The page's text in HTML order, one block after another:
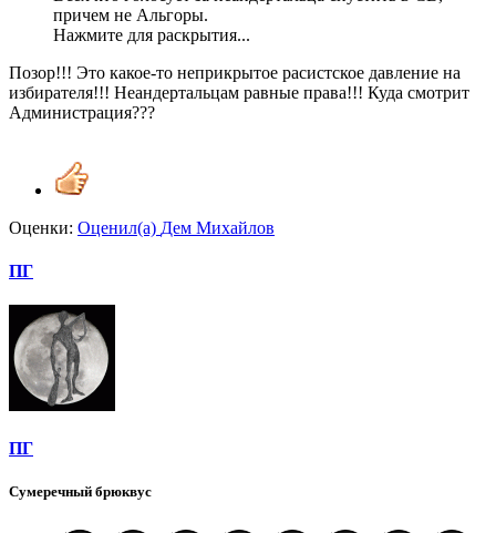
причем не Альгоры.
Нажмите для раскрытия...
Позор!!! Это какое-то неприкрытое расистское давление на
избирателя!!! Неандертальцам равные права!!! Куда смотрит
Администрация???
Оценки: Оценил(а) Дем Михайлов
ПГ
ПГ
Сумеречный брюквус